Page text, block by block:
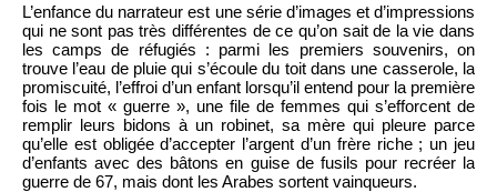
L’enfance du narrateur est une série d’images et d’impressions
qui ne sont pas très différentes de ce qu’on sait de la vie dans
les camps de réfugiés : parmi les premiers souvenirs, on
trouve l’eau de pluie qui s’écoule du toit dans une casserole, la
promiscuité, l’effroi d’un enfant lorsqu’il entend pour la première
fois le mot « guerre », une file de femmes qui s’efforcent de
remplir leurs bidons à un robinet, sa mère qui pleure parce
qu’elle est obligée d’accepter l’argent d’un frère riche ; un jeu
d’enfants avec des bâtons en guise de fusils pour recréer la
guerre de 67, mais dont les Arabes sortent vainqueurs.